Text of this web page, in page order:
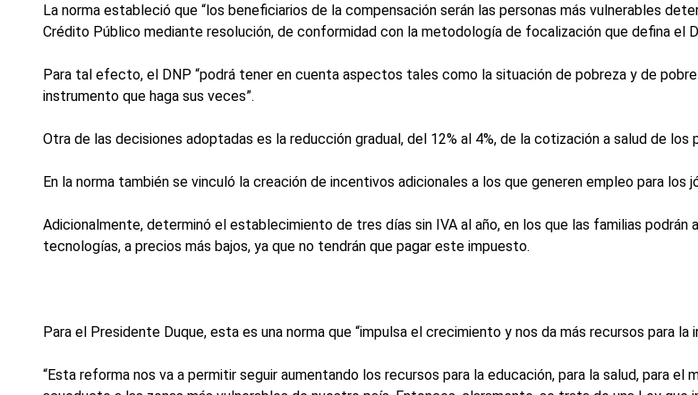
La norma estableció que “los beneficiarios de la compensación serán las personas más vulnerables
Crédito Público mediante resolución, de conformidad con la metodología de focalización que defina el
Para tal efecto, el DNP “podrá tener en cuenta aspectos tales como la situación de pobreza y de
instrumento que haga sus veces”.
Otra de las decisiones adoptadas es la reducción gradual, del 12% al 4%, de la cotización a salud de los
En la norma también se vinculó la creación de incentivos adicionales a los que generen empleo para los
Adicionalmente, determinó el establecimiento de tres días sin IVA al año, en los que las familias podrán
tecnologías, a precios más bajos, ya que no tendrán que pagar este impuesto.
Para el Presidente Duque, esta es una norma que “impulsa el crecimiento y nos da más recursos para la
“Esta reforma nos va a permitir seguir aumentando los recursos para la educación, para la salud, para el